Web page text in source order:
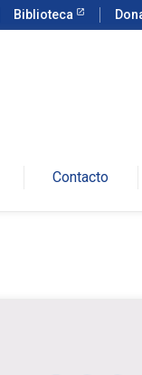
Biblioteca
Contacto